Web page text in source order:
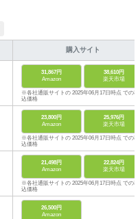
購入サイト
31,867円
Amazon
38,610円
楽天市場
※各社通販サイトの 2025年06月17日時点 での税
込価格
23,800円
Amazon
25,976円
楽天市場
※各社通販サイトの 2025年06月17日時点 での税
込価格
21,498円
Amazon
22,824円
楽天市場
※各社通販サイトの 2025年06月17日時点 での税
込価格
26,500円
Amazon